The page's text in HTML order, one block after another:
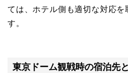
ては、ホテル側も適切な対応を
す。
東京ドーム観戦時の宿泊先